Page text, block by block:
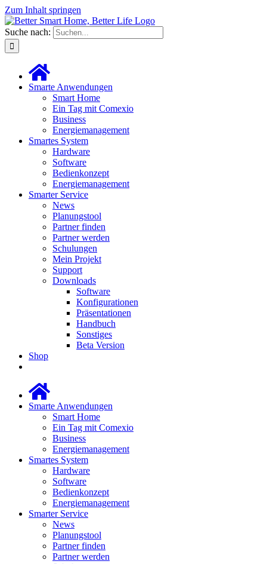
Zum Inhalt springen
Suche nach:
Smarte Anwendungen
Smart Home
Ein Tag mit Comexio
Business
Energiemanagement
Smartes System
Hardware
Software
Bedienkonzept
Energiemanagement
Smarter Service
News
Planungstool
Partner finden
Partner werden
Schulungen
Mein Projekt
Support
Downloads
Software
Konfigurationen
Präsentationen
Handbuch
Sonstiges
Beta Version
Shop
Smarte Anwendungen
Smart Home
Ein Tag mit Comexio
Business
Energiemanagement
Smartes System
Hardware
Software
Bedienkonzept
Energiemanagement
Smarter Service
News
Planungstool
Partner finden
Partner werden